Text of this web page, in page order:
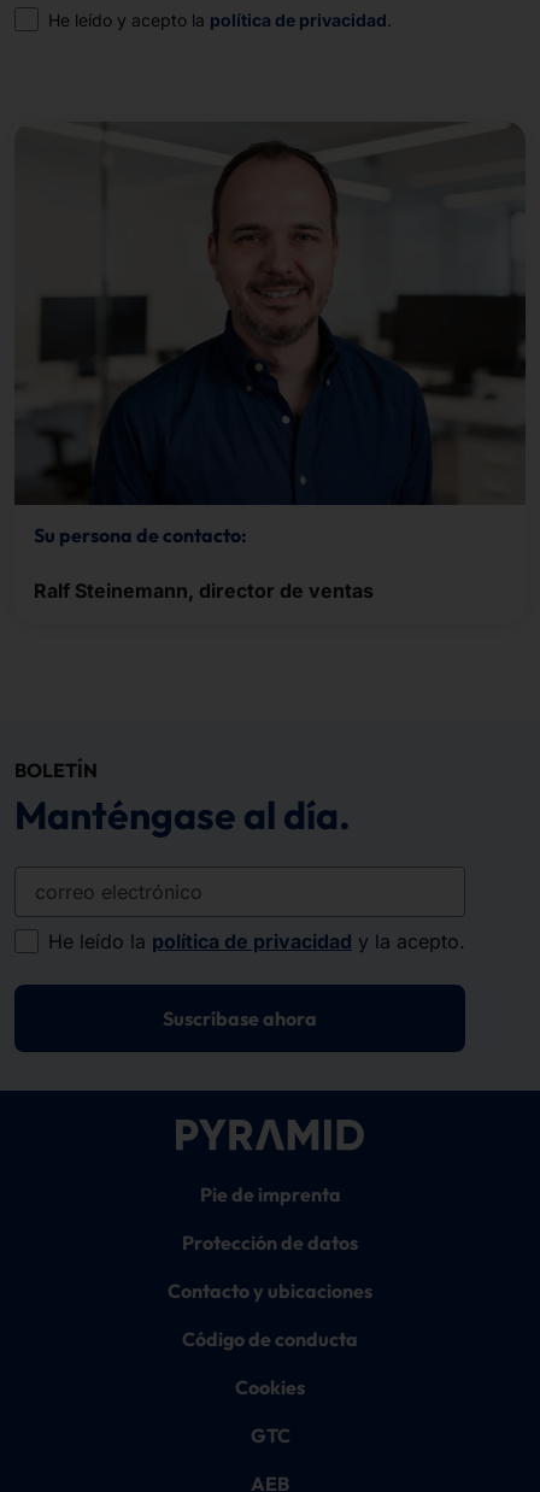
Consentimiento
He leído y acepto la política de privacidad.
Su persona de contacto:
Ralf Steinemann, director de ventas
BOLETÍN
Manténgase al día.
correo electrónico
He leído la política de privacidad y la acepto.
Suscríbase ahora
Pie de imprenta
Protección de datos
Contacto y ubicaciones
Código de conducta
Cookies
GTC
AEB